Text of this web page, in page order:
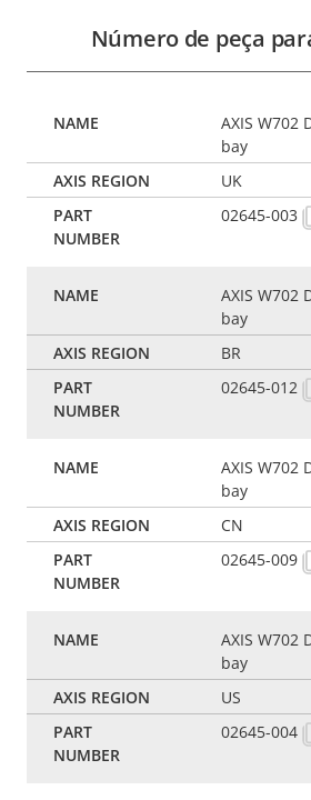
Número de peça
AXIS W702
bay
UK
02645-003
AXIS W702
bay
BR
02645-012
AXIS W702
bay
CN
02645-009
AXIS W702
bay
US
02645-004